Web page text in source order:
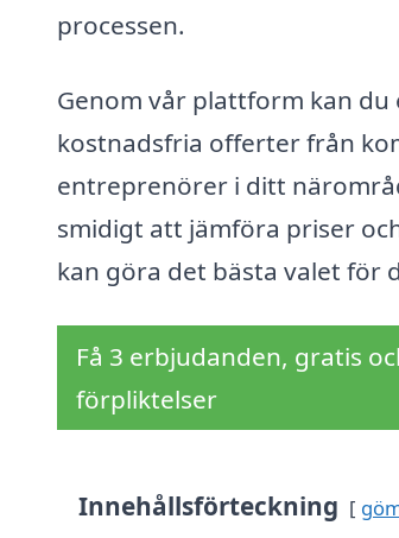
processen.
Genom vår plattform kan du
kostnadsfria offerter från
entreprenörer i ditt
smidigt att jämföra priser
kan göra det bästa valet för
Få 3 erbjudanden, gratis
förpliktelser
Innehållsförteckning